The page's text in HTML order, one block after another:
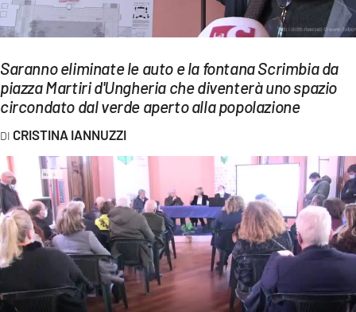
Streaming
LAC TV
LAC NETWORK
LAC ONAIR
Network
LACPLAY.IT
LACTV.IT
LACONAIR.IT
LACITYMAG.IT
Saranno eliminate le auto e la fontana Scrimbia da
piazza Martiri d'Ungheria che diventerà uno spazio
circondato dal verde aperto alla popolazione
CRISTINA IANNUZZI